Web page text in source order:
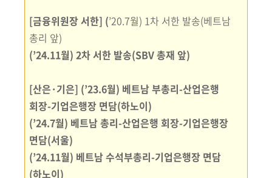
[금융위원장 서한] (’20.7월) 1차 서한 발송(베트남
총리 앞)
(’24.11월) 2차 서한 발송(SBV 총재 앞)
[산은·기은] (’23.6월) 베트남 부총리-산업은행
회장-기업은행장 면담(하노이)
(’24.7월) 베트남 총리-산업은행 회장-기업은행장
면담(서울)
(’24.11월) 베트남 수석부총리-기업은행장 면담
(하노이)